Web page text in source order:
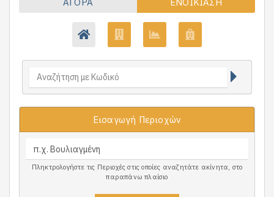
Εισαγωγή Περιοχών
Πληκτρολογήστε τις Περιοχές στις οποίες αναζητάτε ακίνητα, στο
παραπάνω πλαίσιο